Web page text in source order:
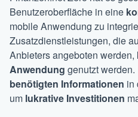
Benutzeroberfläche in eine
mobile Anwendung zu
Zusatzdienstleistungen, die
Anbieters angeboten
Anwendung genutzt
benötigten Informationen in
um lukrative Investitionen